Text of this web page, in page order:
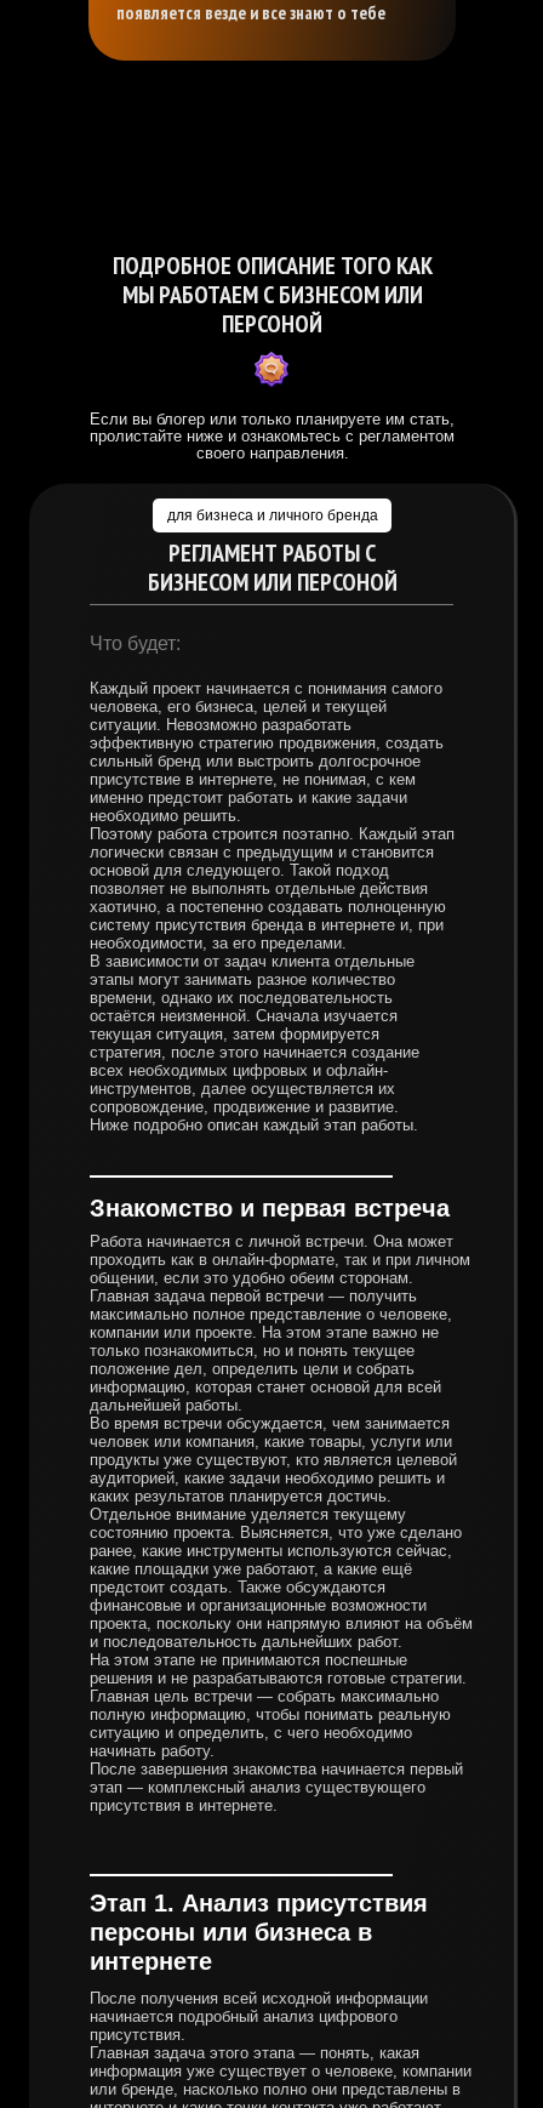
появляется везде и все знают о тебе
ПОДРОБНОЕ ОПИСАНИЕ ТОГО КАК
МЫ РАБОТАЕМ С БИЗНЕСОМ ИЛИ
ПЕРСОНОЙ
Если вы блогер или только планируете им стать,
пролистайте ниже и ознакомьтесь с регламентом
своего направления.
РЕГЛАМЕНТ РАБОТЫ С
БИЗНЕСОМ ИЛИ ПЕРСОНОЙ
Что будет:
Каждый проект начинается с понимания самого
человека, его бизнеса, целей и текущей
ситуации. Невозможно разработать
эффективную стратегию продвижения, создать
сильный бренд или выстроить долгосрочное
присутствие в интернете, не понимая, с кем
именно предстоит работать и какие задачи
необходимо решить.
Поэтому работа строится поэтапно. Каждый этап
логически связан с предыдущим и становится
основой для следующего. Такой подход
позволяет не выполнять отдельные действия
хаотично, а постепенно создавать полноценную
систему присутствия бренда в интернете и, при
необходимости, за его пределами.
В зависимости от задач клиента отдельные
этапы могут занимать разное количество
времени, однако их последовательность
остаётся неизменной. Сначала изучается
текущая ситуация, затем формируется
стратегия, после этого начинается создание
всех необходимых цифровых и офлайн-
инструментов, далее осуществляется их
сопровождение, продвижение и развитие.
Ниже подробно описан каждый этап работы.
для бизнеса и личного бренда
Знакомство и первая встреча
Работа начинается с личной встречи. Она может
проходить как в онлайн-формате, так и при личном
общении, если это удобно обеим сторонам.
Главная задача первой встречи — получить
максимально полное представление о человеке,
компании или проекте. На этом этапе важно не
только познакомиться, но и понять текущее
положение дел, определить цели и собрать
информацию, которая станет основой для всей
дальнейшей работы.
Во время встречи обсуждается, чем занимается
человек или компания, какие товары, услуги или
продукты уже существуют, кто является целевой
аудиторией, какие задачи необходимо решить и
каких результатов планируется достичь.
Отдельное внимание уделяется текущему
состоянию проекта. Выясняется, что уже сделано
ранее, какие инструменты используются сейчас,
какие площадки уже работают, а какие ещё
предстоит создать. Также обсуждаются
финансовые и организационные возможности
проекта, поскольку они напрямую влияют на объём
и последовательность дальнейших работ.
На этом этапе не принимаются поспешные
решения и не разрабатываются готовые стратегии.
Главная цель встречи — собрать максимально
полную информацию, чтобы понимать реальную
ситуацию и определить, с чего необходимо
начинать работу.
После завершения знакомства начинается первый
этап — комплексный анализ существующего
присутствия в интернете.
Этап 1. Анализ присутствия
персоны или бизнеса в
интернете
После получения всей исходной информации
начинается подробный анализ цифрового
присутствия.
Главная задача этого этапа — понять, какая
информация уже существует о человеке, компании
или бренде, насколько полно они представлены в